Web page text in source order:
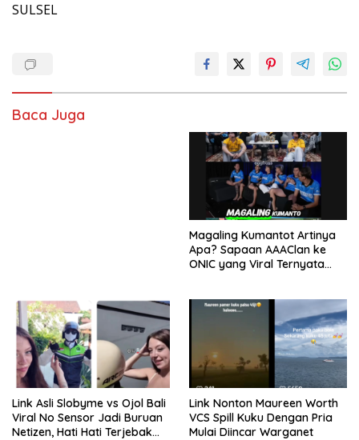
SULSEL
Baca Juga
Magaling Kumantot Artinya
Apa? Sapaan AAAClan ke
ONIC yang Viral Ternyata
Link Asli Slobyme vs Ojol Bali
Viral No Sensor Jadi Buruan
Netizen, Hati Hati Terjebak
Link Nonton Maureen Worth
VCS Spill Kuku Dengan Pria
Mulai Diincar Warganet